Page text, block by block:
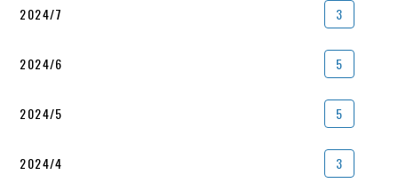
2024/7 3
2024/6 5
2024/5 5
2024/4 3